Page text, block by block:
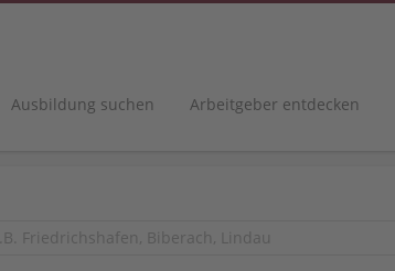
Ausbildung suchen Arbeitgeber entdecken